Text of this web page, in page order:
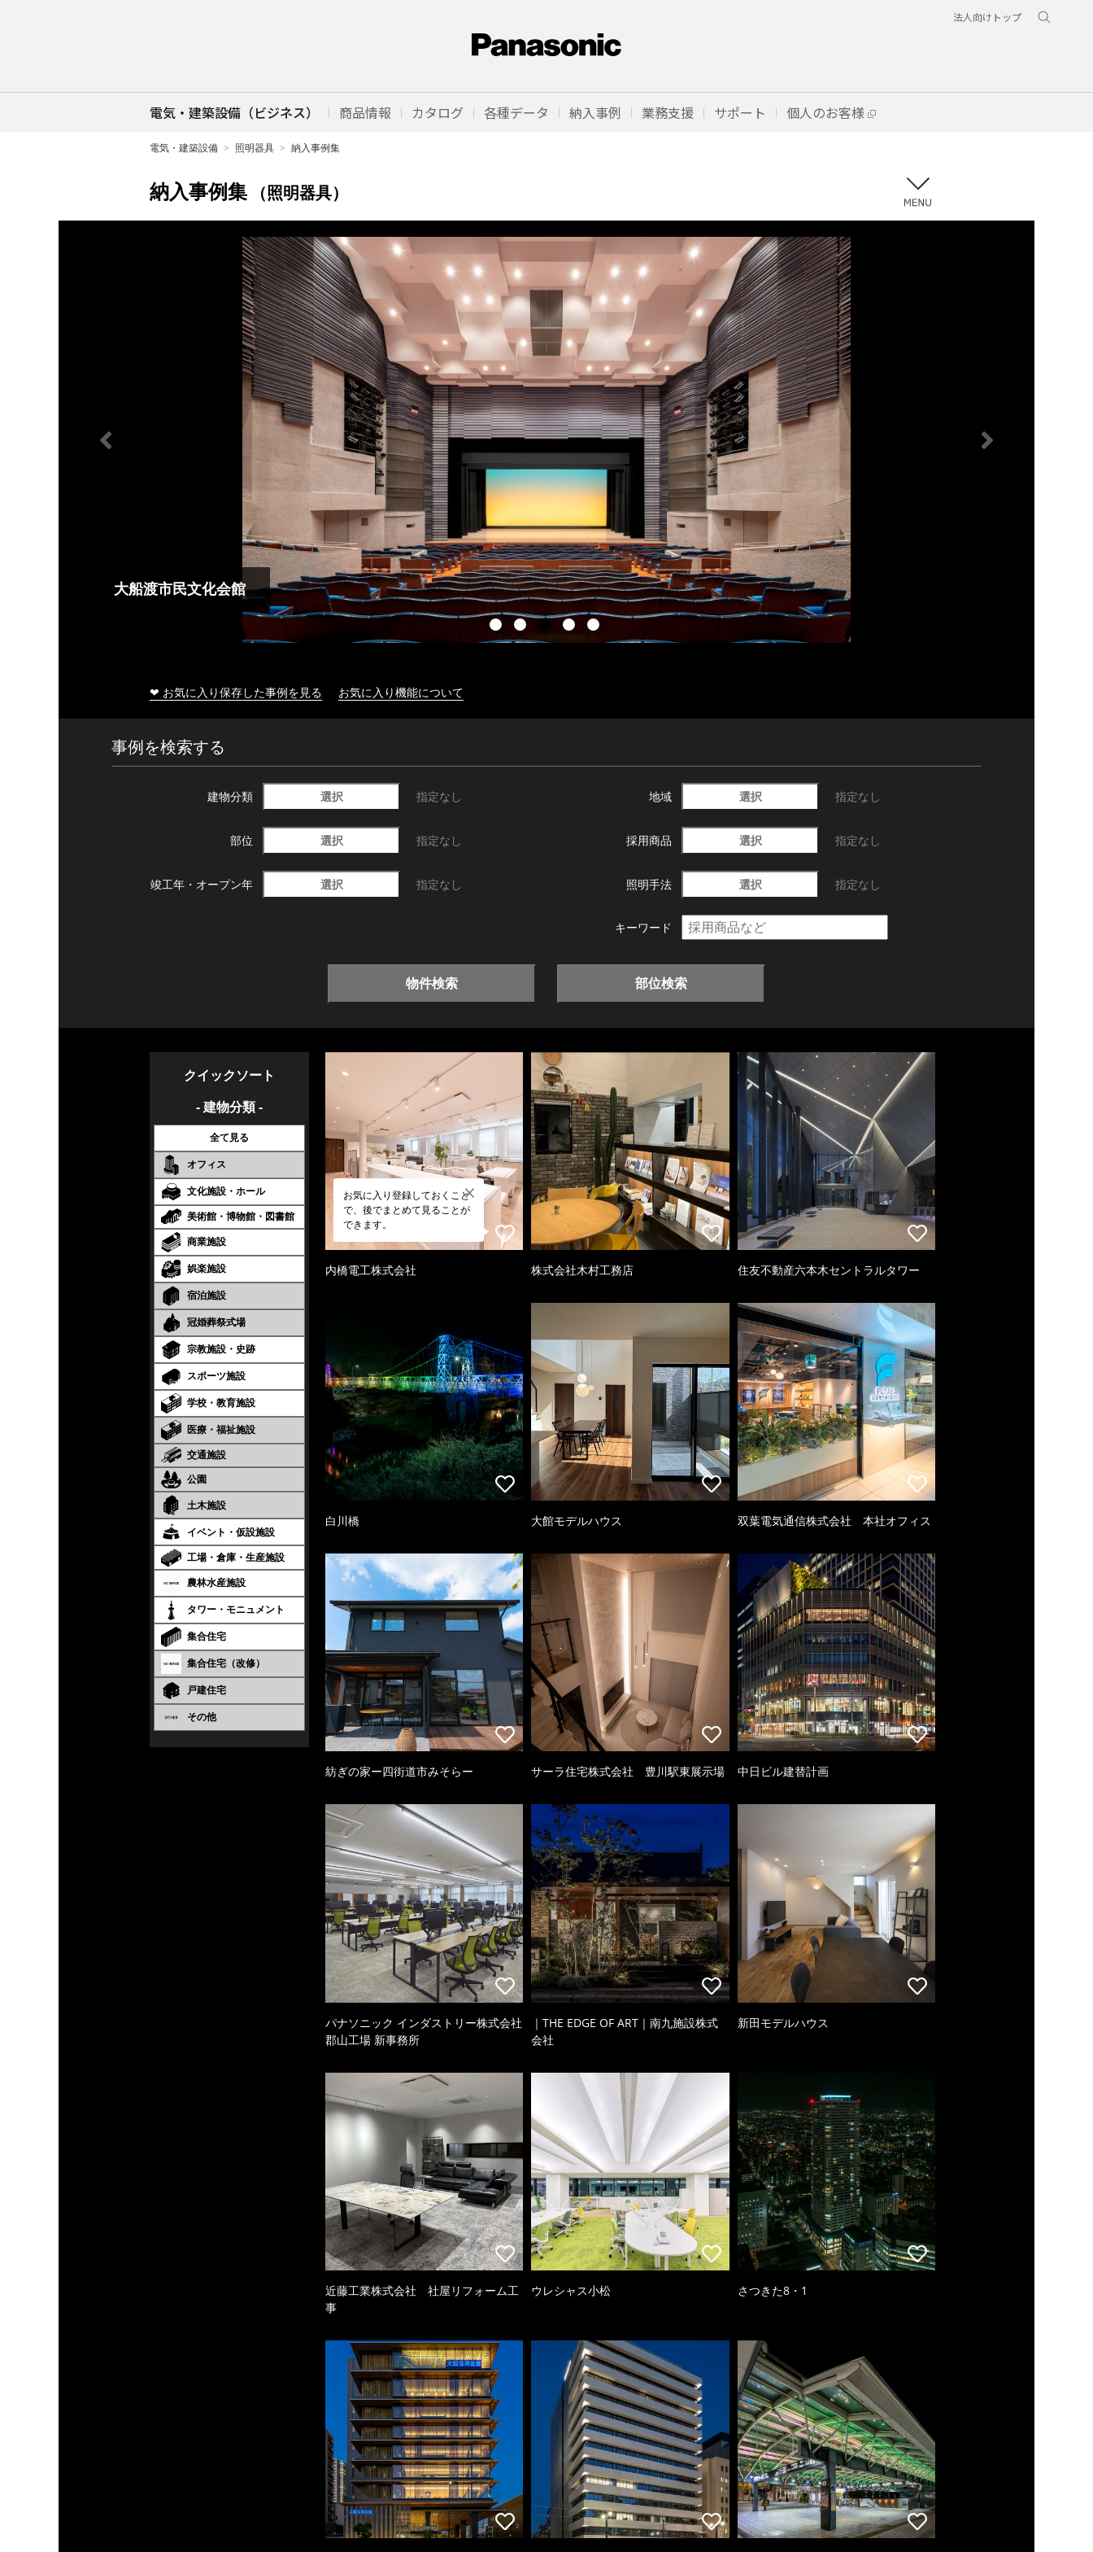
法人向けトップ
電気・建築設備（ビジネス） 商品情報 カタログ 各種データ 納入事例 業務支援 サポート 個人のお客様
電気・建築設備 照明器具 納入事例集
納入事例集 （照明器具）
大船渡市民文化会館
❤ お気に入り保存した事例を見る お気に入り機能について
事例を検索する
建物分類 選択 指定なし 地域 選択 指定なし
部位 選択 指定なし 採用商品 選択 指定なし
竣工年・ オープン年 選択 指定なし 照明手法 選択 指定なし
キーワード
物件検索 部位検索
クイックソート
- 建物分類 -
全て見る
オフィス
文化施設・ホール
美術館・博物館・図書館
商業施設
娯楽施設
宿泊施設
冠婚葬祭式場
宗教施設・史跡
スポーツ施設
学校・教育施設
医療・福祉施設
交通施設
公園
土木施設
イベント・仮設施設
工場・倉庫・生産施設
農林水産施設
タワー・モニュメント
集合住宅
集合住宅（改修）
戸建住宅
その他
お気に入り登録しておくこと
で、後でまとめて見ることが
できます。
内橋電工株式会社 株式会社木村工務店 住友不動産六本木セントラルタワー
白川橋 大館モデルハウス 双葉電気通信株式会社 本社オフィス
紡ぎの家ー四街道市みそらー サーラ住宅株式会社 豊川駅東展示場 中日ビル建替計画
パナソニック インダストリー株式会社
郡山工場 新事務所
｜THE EDGE OF ART｜南九施設株式
会社
新田モデルハウス
近藤工業株式会社 社屋リフォーム工
事
ウレシャス小松 さつきた8・1